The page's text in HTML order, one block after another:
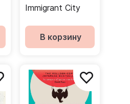
Immigrant City
В корзину